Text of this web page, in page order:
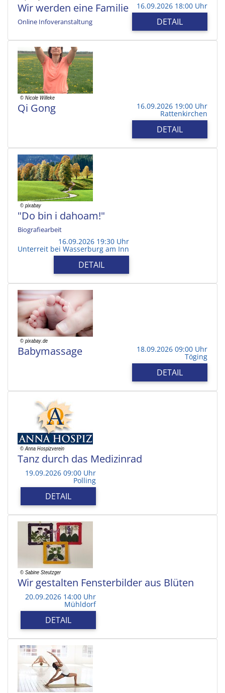
Wir werden eine Familie
Online Infoveranstaltung
16.09.2026 18:00 Uhr
DETAIL
Qi Gong 16.09.2026 19:00 Uhr
Rattenkirchen
DETAIL
"Do bin i dahoam!"
Biografiearbeit
16.09.2026 19:30 Uhr
Unterreit bei Wasserburg am Inn
DETAIL
Babymassage 18.09.2026 09:00 Uhr
Töging
DETAIL
Tanz durch das Medizinrad
19.09.2026 09:00 Uhr
Polling
DETAIL
Wir gestalten Fensterbilder aus Blüten
20.09.2026 14:00 Uhr
Mühldorf
DETAIL